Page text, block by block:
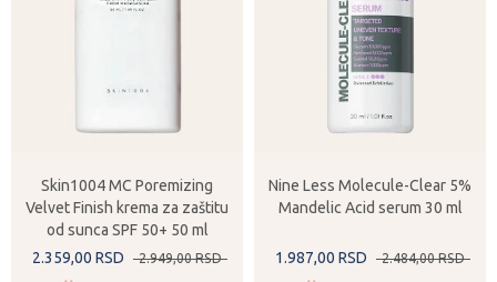
Skin1004 MC Poremizing
Velvet Finish krema za zaštitu
od sunca SPF 50+ 50 ml
2.359,00 RSD 2.949,00 RSD
Nine Less Molecule-Clear 5%
Mandelic Acid serum 30 ml
1.987,00 RSD 2.484,00 RSD